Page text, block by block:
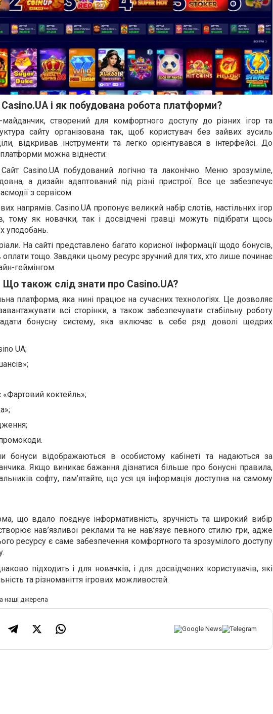
і як побудована робота платформи?
створений для комфортного доступу до різних ігор та
сайту організована так, щоб користувач без зайвих зусиль
відкривав інструменти та легко орієнтувався в інтерфейсі. До
можна віднести:
Сайт Casino.UA побудований логічно та лаконічно. Меню зрозуміле,
а дизайн адаптований під різні пристрої. Все це забезпечує
з сервісом.
напрямів. Casino.UA пропонує великий набір слотів, настільних ігор
тому як новачки, так і досвідчені гравці можуть підібрати щось
уподобань.
На сайті представлено багато корисної інформації щодо бонусів,
оплати тощо. Завдяки цьому ресурс зручний для тих, хто лише починає
геймінгом.
Що також слід знати про Casino.UA?
платформа, яка нині працює на сучасних технологіях. Це дозволяє
всі сторінки, а також забезпечувати стабільну роботу
бонусну систему, яка включає в себе ряд доволі щедрих
UA;
коктейль»;
бонуси відображаються в особистому кабінеті та надаються за
Якщо виникає бажання дізнатися більше про бонусні правила,
софту, пам’ятайте, що уся ця інформація доступна на самому
що вдало поєднує інформативність, зручність та широкий вибір
нав’язливої реклами та не нав’язує певного стилю гри, адже
ресурсу є саме забезпечення комфортного та зрозумілого доступу
підходить і для новачків, і для досвідчених користувачів, які
та різноманіття ігрових можливостей.
наші джерела